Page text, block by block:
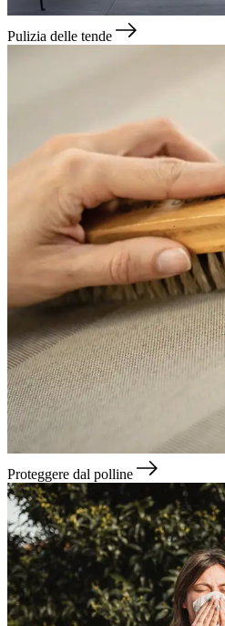
Pulizia delle tende
Proteggere dal polline